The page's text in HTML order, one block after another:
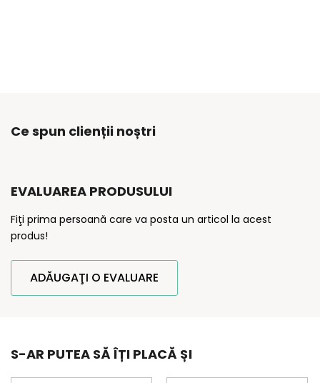
Ce spun clienții noștri
EVALUAREA PRODUSULUI
Fiţi prima persoană care va posta un articol la acest
produs!
ADĂUGAŢI O EVALUARE
S-AR PUTEA SĂ ÎȚI PLACĂ ȘI